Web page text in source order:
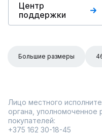
Центр
поддержки
Большие размеры
Лицо местного
органа, уполномоченное
покупателей:
+375 162 30-18-45